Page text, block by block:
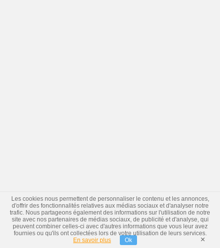
Les cookies nous permettent de personnaliser le contenu et les annonces,
d'offrir des fonctionnalités relatives aux médias sociaux et d'analyser notre
trafic. Nous partageons également des informations sur l'utilisation de notre
site avec nos partenaires de médias sociaux, de publicité et d'analyse, qui
peuvent combiner celles-ci avec d'autres informations que vous leur avez
fournies ou qu'ils ont collectées lors de votre utilisation de leurs services.
En savoir plus
Ok ×